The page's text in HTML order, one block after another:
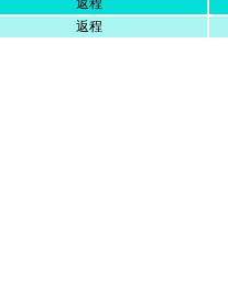
返程
返程